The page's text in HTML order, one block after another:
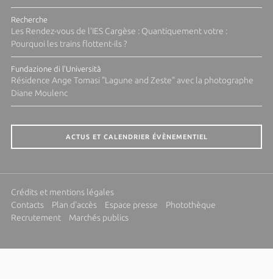
Recherche
Les Rendez-vous de l'IES Cargèse : Quantiquement votre :
Pourquoi les trains flottent-ils ?
Fundazione di l'Università
Résidence Ange Tomasi "Lagune and Zeste" avec la photographe
Diane Moulenc
ACTUS ET CALENDRIER ÉVÈNEMENTIEL
Crédits et mentions légales
Contacts
Plan d'accès Espace presse
Photothèque
Recrutement
Marchés publics